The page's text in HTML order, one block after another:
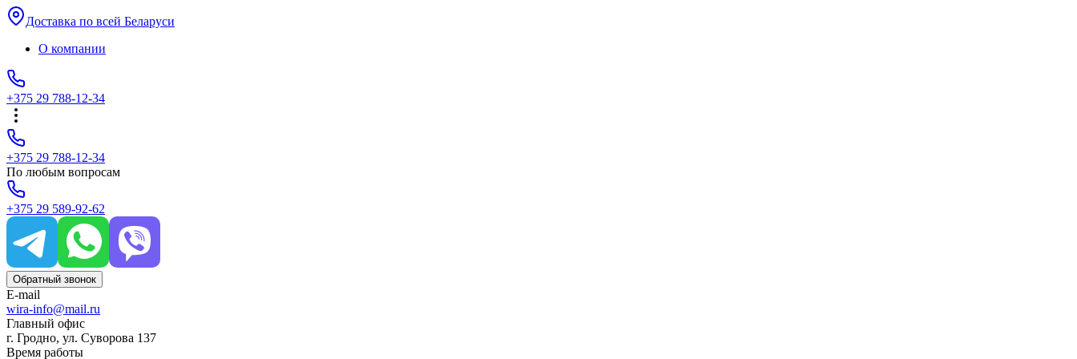
Доставка по всей Беларуси
О компании
+375 29 788-12-34
+375 29 788-12-34
По любым вопросам
+375 29 589-92-62
Обратный звонок
E-mail
wira-info@mail.ru
Главный офис
г. Гродно, ул. Суворова 137
Время работы